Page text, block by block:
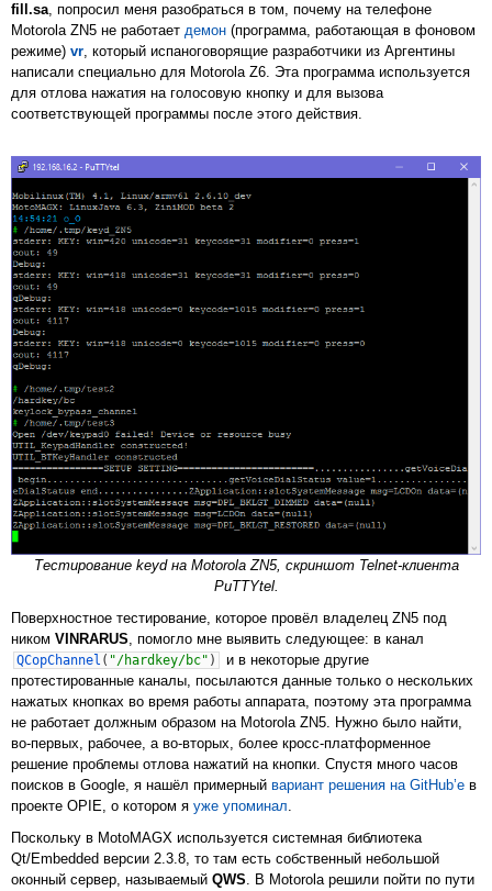
fill.sa , попросил меня разобраться в том, почему на телефоне
Motorola ZN5 не работает демон (программа, работающая в фоновом
режиме) vr , который испаноговорящие разработчики из Аргентины
написали специально для Motorola Z6. Эта программа используется
для отлова нажатия на голосовую кнопку и для вызова
соответствующей программы после этого действия.
Тестирование keyd на Motorola ZN5, скриншот Telnet-клиента
PuTTYtel.
Поверхностное тестирование, которое провёл владелец ZN5 под
ником VINRARUS, помогло мне выявить следующее: в канал
QCopChannel ( "/hardkey/bc" )
и в некоторые другие
протестированные каналы, посылаются данные только о нескольких
нажатых кнопках во время работы аппарата, поэтому эта программа
не работает должным образом на Motorola ZN5. Нужно было найти,
во-первых, рабочее, а во-вторых, более кросс-платформенное
решение проблемы отлова нажатий на кнопки. Спустя много часов
поисков в Google, я нашёл примерный вариант решения на GitHub’е в
проекте OPIE, о котором я уже упоминал.
Поскольку в MotoMAGX используется системная библиотека
Qt/Embedded версии 2.3.8, то там есть собственный небольшой
оконный сервер, называемый QWS. В Motorola решили пойти по пути